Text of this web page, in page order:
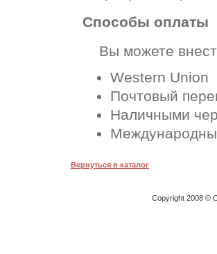
Способы оплаты
Вы можете
Western Union
Почтовый
Наличными
Вернуться в каталог
Copyright 2008 ©